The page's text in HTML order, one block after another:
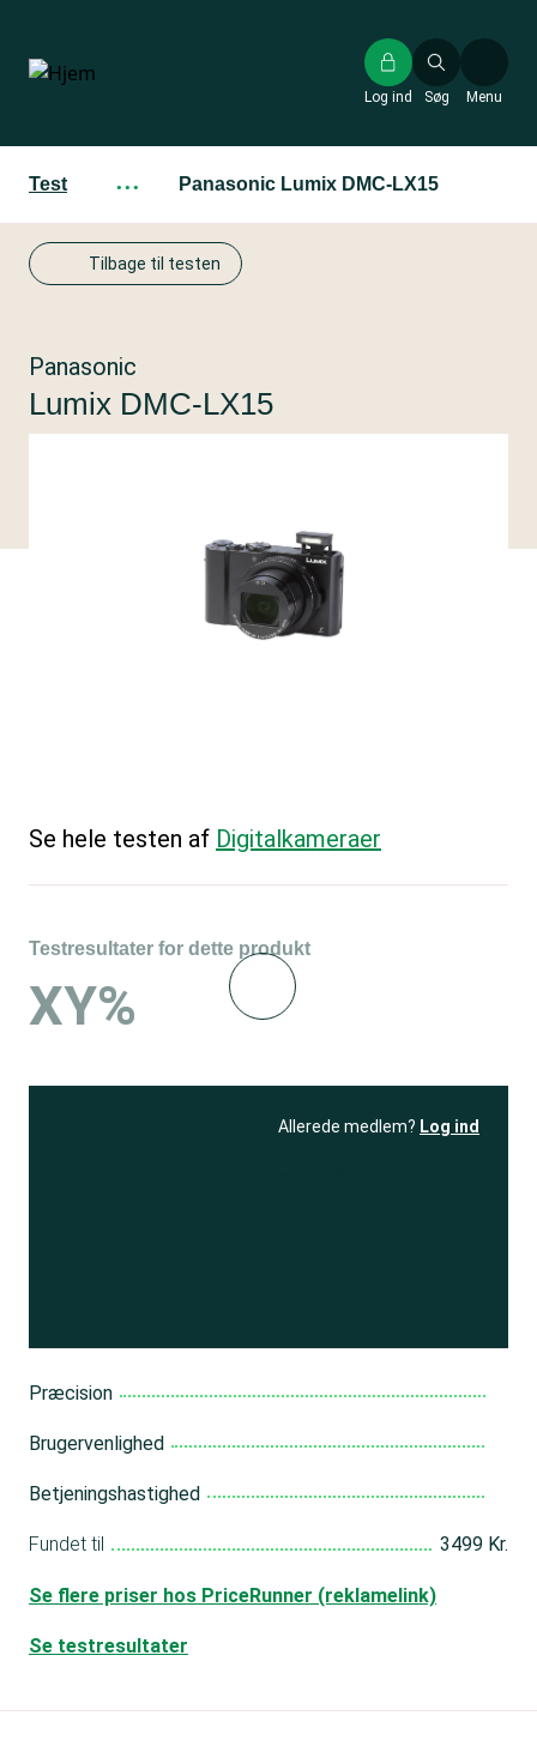
hovedindhold
Søg
Log ind Menu
Test ··· Panasonic Lumix DMC-LX15
Tilbage til testen
Panasonic
Lumix DMC-LX15
Se hele testen af Digitalkameraer
Testresultater for dette produkt
XY%
Allerede medlem? Log ind
Præcision
Brugervenlighed
Betjeningshastighed
Fundet til 3499 Kr.
Se flere priser hos PriceRunner (reklamelink)
Se testresultater